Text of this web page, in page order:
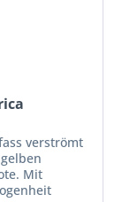
verströmt
Mit